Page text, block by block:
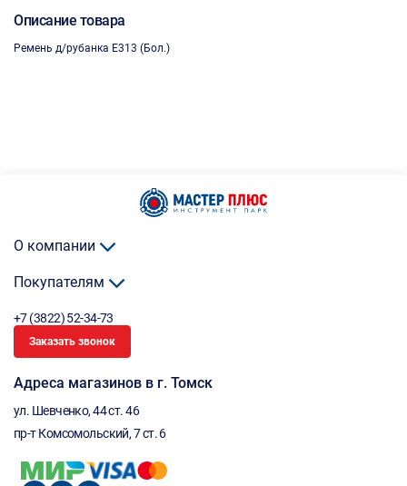
Описание товара
Ремень д/рубанка Е313 (Бол.)
О компании
Покупателям
+7 (3822) 52-34-73
Заказать звонок
Адреса магазинов в г. Томск
ул. Шевченко, 44 ст. 46
пр-т Комсомольский, 7 ст. 6